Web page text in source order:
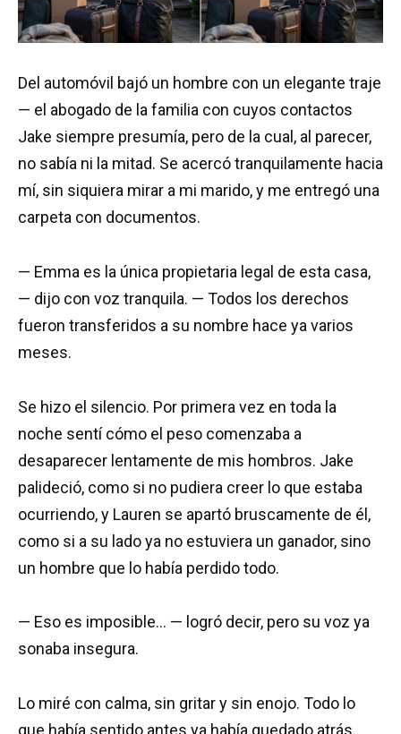
Del automóvil bajó un hombre con un elegante traje
— el abogado de la familia con cuyos contactos
Jake siempre presumía, pero de la cual, al parecer,
no sabía ni la mitad. Se acercó tranquilamente hacia
mí, sin siquiera mirar a mi marido, y me entregó una
carpeta con documentos.
— Emma es la única propietaria legal de esta casa,
— dijo con voz tranquila. — Todos los derechos
fueron transferidos a su nombre hace ya varios
meses.
Se hizo el silencio. Por primera vez en toda la
noche sentí cómo el peso comenzaba a
desaparecer lentamente de mis hombros. Jake
palideció, como si no pudiera creer lo que estaba
ocurriendo, y Lauren se apartó bruscamente de él,
como si a su lado ya no estuviera un ganador, sino
un hombre que lo había perdido todo.
— Eso es imposible… — logró decir, pero su voz ya
sonaba insegura.
Lo miré con calma, sin gritar y sin enojo. Todo lo
que había sentido antes ya había quedado atrás.